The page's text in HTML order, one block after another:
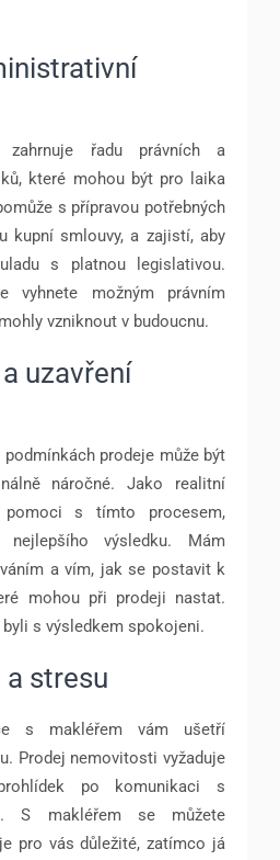
zahrnuje řadu právních a
které mohou být pro laika
s přípravou potřebných
kupní smlouvy, a zajistí, aby
s platnou legislativou.
vyhnete možným právním
vzniknout v budoucnu.
uzavření
prodeje může být
náročné. Jako realitní
s tímto procesem,
výsledku. Mám
a vím, jak se postavit k
mohou při prodeji nastat.
s výsledkem spokojeni.
a stresu
s makléřem vám ušetří
Prodej nemovitosti vyžaduje
po komunikaci s
S makléřem se můžete
pro vás důležité, zatímco já